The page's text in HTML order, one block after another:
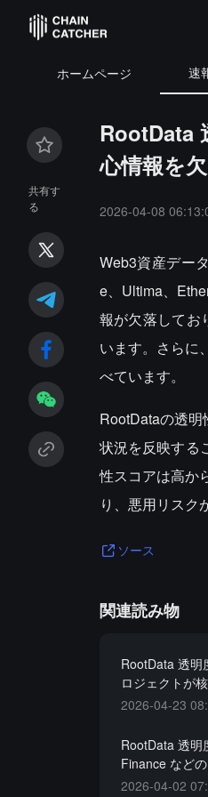
ホームページ 速
共有す
る
RootData
心情報を
2026-04-08
Web3資産デー
e、Ultima、
報が欠落してお
います。さらに
べています。
RootDataの透
状況を反映する
性スコアは高か
り、悪用リスク
ソース
関連読み物
RootData 透明
ロジェクトが
2026-04-23
RootData 透明
Finance など
2026-04-02